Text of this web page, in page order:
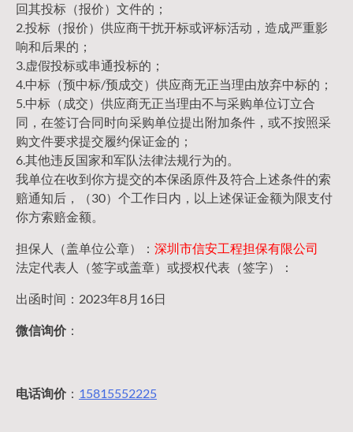
回其投标（报价）文件的；
2.投标（报价）供应商干扰开标或评标活动，造成严重影
响和后果的；
3.虚假投标或串通投标的；
4.中标（预中标/预成交）供应商无正当理由放弃中标的；
5.中标（成交）供应商无正当理由不与采购单位订立合
同，在签订合同时向采购单位提出附加条件，或不按照采
购文件要求提交履约保证金的；
6.其他违反国家和军队法律法规行为的。
我单位在收到你方提交的本保函原件及符合上述条件的索
赔通知后，（30）个工作日内，以上述保证金额为限支付
你方索赔金额。
担保人（盖单位公章）： 深圳市信安工程担保有限公司
法定代表人（签字或盖章）或授权代表（签字）：
出函时间：2023年8月16日
微信询价：
电话询价： 15815552225